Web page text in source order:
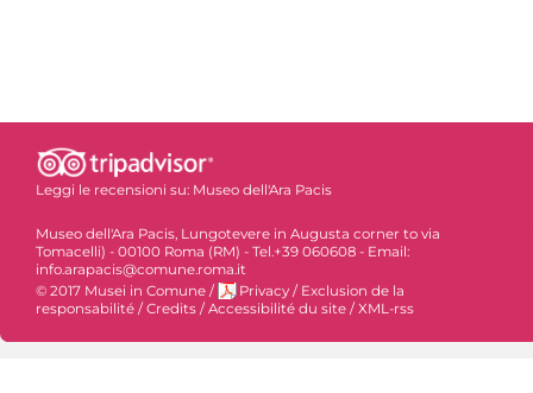
Leggi le recensioni su: Museo dell'Ara Pacis
Museo dell'Ara Pacis, Lungotevere in Augusta corner to via
Tomacelli) - 00100 Roma (RM) - Tel.+39 060608 - Email:
info.arapacis@comune.roma.it
© 2017 Musei in Comune / Privacy / Exclusion de la
responsabilité / Credits / Accessibilité du site / XML-rss